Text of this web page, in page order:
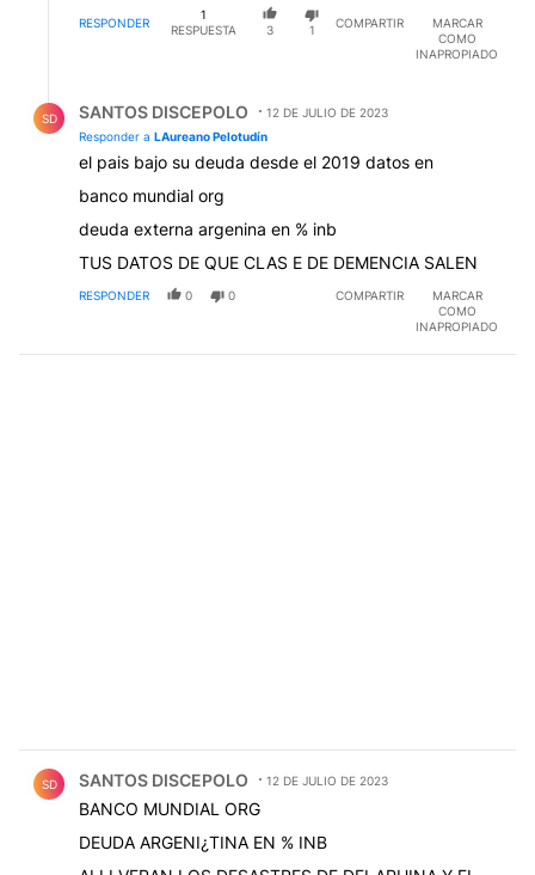
RESPONDER
1
RESPUESTA
3 1
COMPARTIR
MARCAR
COMO
INAPROPIADO
SD SANTOS DISCEPOLO
12 DE JULIO DE 2023
Responder a LAureano Pelotudín
el pais bajo su deuda desde el 2019 datos en
banco mundial org
deuda externa argenina en % inb
TUS DATOS DE QUE CLAS E DE DEMENCIA SALEN
RESPONDER 0 0 COMPARTIR
MARCAR
COMO
INAPROPIADO
SD SANTOS DISCEPOLO 12 DE JULIO DE 2023
BANCO MUNDIAL ORG
DEUDA ARGENI¿TINA EN % INB